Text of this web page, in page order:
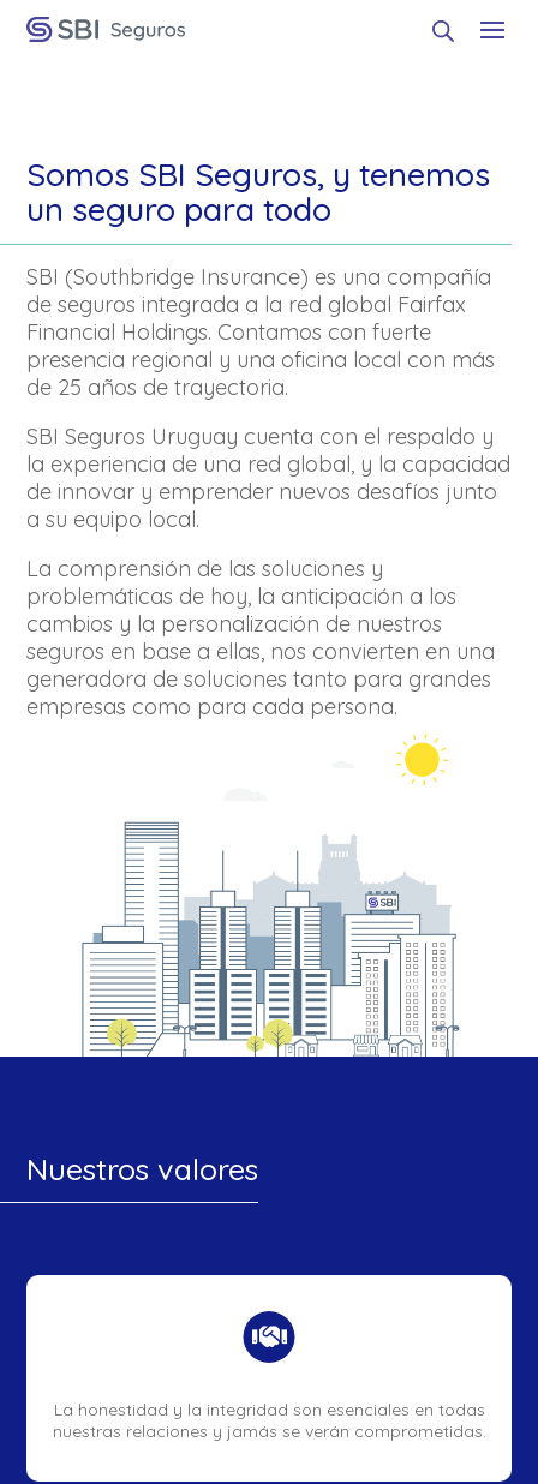
Somos SBI Seguros, y tenemos
un seguro para todo
SBI (Southbridge Insurance) es una compañía
de seguros integrada a la red global Fairfax
Financial Holdings. Contamos con fuerte
presencia regional y una oficina local con más
de 25 años de trayectoria.
SBI Seguros Uruguay cuenta con el respaldo y
la experiencia de una red global, y la capacidad
de innovar y emprender nuevos desafíos junto
a su equipo local.
La comprensión de las soluciones y
problemáticas de hoy, la anticipación a los
cambios y la personalización de nuestros
seguros en base a ellas, nos convierten en una
generadora de soluciones tanto para grandes
empresas como para cada persona.
Nuestros valores

La honestidad y la integridad son esenciales en todas
nuestras relaciones y jamás se verán comprometidas.